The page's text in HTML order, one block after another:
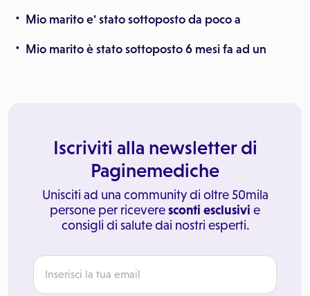
Mio marito e' stato sottoposto da poco a
Mio marito è stato sottoposto 6 mesi fa ad un
Iscriviti alla newsletter di
Paginemediche
Unisciti ad una community di oltre 50mila
persone per riceveresconti esclusivi e
consigli di salute dai nostri esperti.